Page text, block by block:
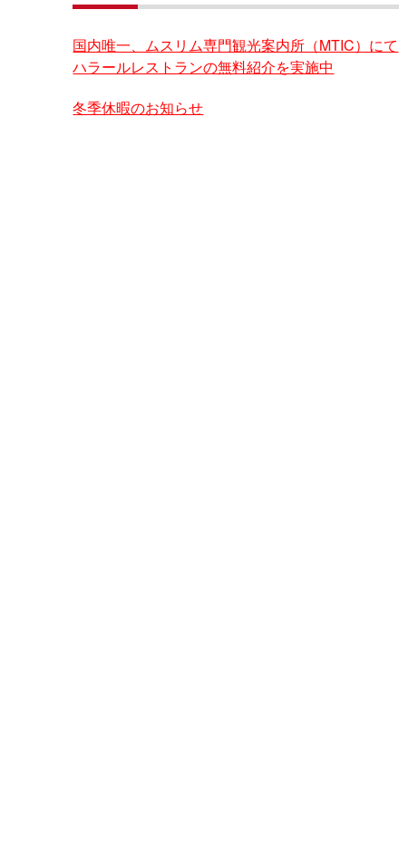
国内唯一、ムスリム専門観光案内所（MTIC）にて
ハラールレストランの無料紹介を実施中
冬季休暇のお知らせ